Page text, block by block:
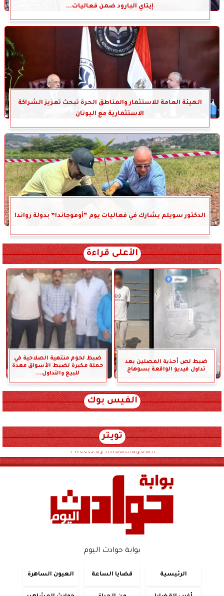
إيتاي البارود ضمن فعاليات...
الهيئة العامة للاستثمار والمناطق الحرة تبحث تعزيز الشراكة
الاستثمارية مع اليونان
الدكتور سويلم يشارك في فعاليات يوم “أوموجاندا” بدولة رواندا
الأعلى قراءة
ضبط لص أحذية المصلين بعد
تداول فيديو الواقعة بسوهاج
ضبط لحوم منتهية الصلاحية في
حملة مكبرة لضبط الأسواق معدة
للبيع والتداول...
الفيس بوك
تويتر
Tweets by hwadithalyoum
بوابة حوادث اليوم
الرئيسية قضايا الساعة العيون الساهرة